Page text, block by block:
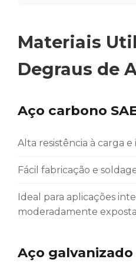
Materiais
Degraus de
Aço carbono
Alta resistência à carga
Fácil fabricação e
Ideal para aplicações
moderadamente
Aço